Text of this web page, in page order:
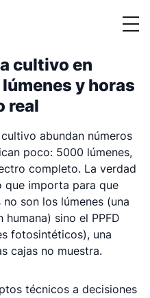
cultivo en
y horas
real
abundan números
poco: 5000 lúmenes,
completo. La verdad
que importa para que
son los lúmenes (una
sino el PPFD
fotosintéticos), una
cajas no muestra.
técnicos a decisiones